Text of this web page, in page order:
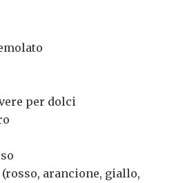
per dolci
arancione, giallo,